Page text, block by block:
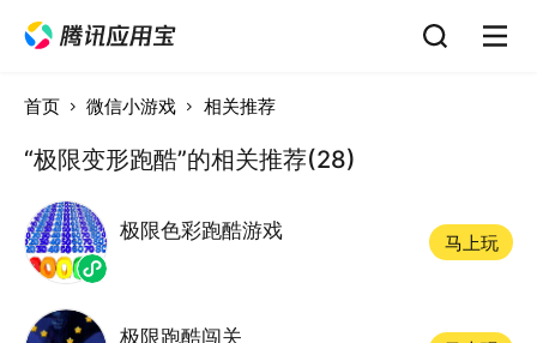
首页 微信小游戏 相关推荐
“极限变形跑酷”的相关推荐(28)
极限色彩跑酷游戏
马上玩
极限跑酷闯关